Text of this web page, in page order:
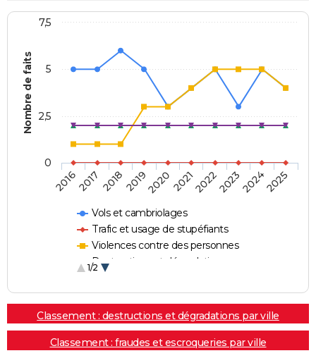
Nombre de faits
Vols et cambriolages
Trafic et usage de stupéfiants
Violences contre des personnes
Destructions et dégradations
1/2
20162017 20182019202020212022202320242025
0
2,5
5
7,5
Classement : destructions et dégradations par ville
Classement : fraudes et escroqueries par ville